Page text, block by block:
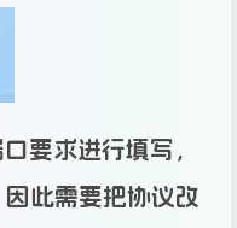
要求进行填写，
此需要把协议改